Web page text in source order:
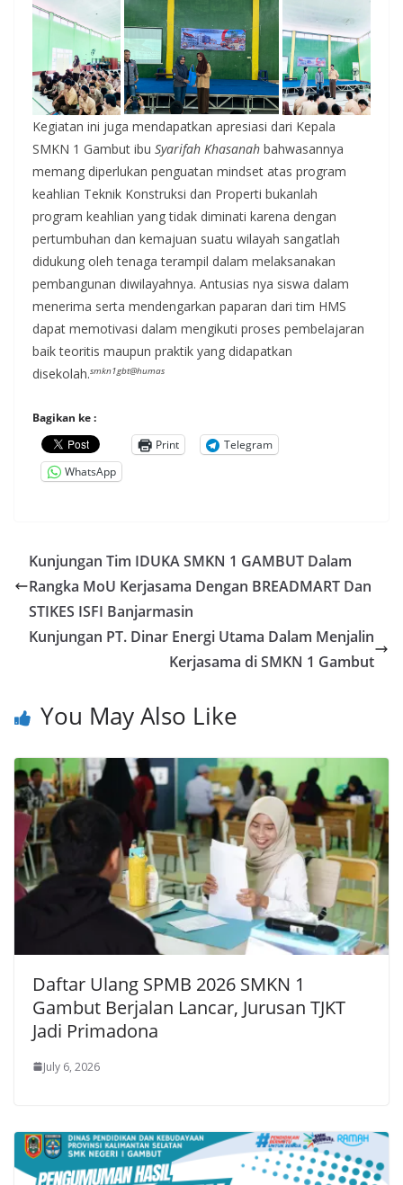
Kegiatan ini juga mendapatkan apresiasi dari Kepala
SMKN 1 Gambut ibu Syarifah Khasanah bahwasannya
memang diperlukan penguatan mindset atas program
keahlian Teknik Konstruksi dan Properti bukanlah
program keahlian yang tidak diminati karena dengan
pertumbuhan dan kemajuan suatu wilayah sangatlah
didukung oleh tenaga terampil dalam melaksanakan
pembangunan diwilayahnya. Antusias nya siswa dalam
menerima serta mendengarkan paparan dari tim HMS
dapat memotivasi dalam mengikuti proses pembelajaran
baik teoritis maupun praktik yang didapatkan
disekolah.smkn1gbt@humas
Bagikan ke :
Print
Telegram
WhatsApp
Kunjungan Tim IDUKA SMKN 1 GAMBUT Dalam
Rangka MoU Kerjasama Dengan BREADMART Dan
STIKES ISFI Banjarmasin
Kunjungan PT. Dinar Energi Utama Dalam Menjalin
Kerjasama di SMKN 1 Gambut
You May Also Like
Daftar Ulang SPMB 2026 SMKN 1
Gambut Berjalan Lancar, Jurusan TJKT
Jadi Primadona
July 6, 2026